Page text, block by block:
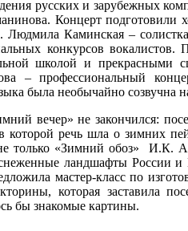
русских и зарубежных
Концерт подготовили
Каминская –
конкурсов вокалистов.
школой и прекрасными
– профессиональный
была необычайно созвучна
вечер» не закончился:
речь шла о зимних
только «Зимний обоз» И.К.
ландшафты России
мастер-класс по
которая заставила
бы знакомые картины.